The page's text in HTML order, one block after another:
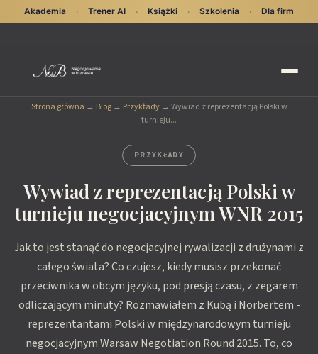
Strona główna → Blog→ Przykłady→ Wywiad z reprezentacją Polski w
turnieju...
PRZYKŁADY
Wywiad z reprezentacją Polski w
turnieju negocjacyjnym WNR 2015
Jak to jest stanąć do negocjacyjnej rywalizacji z drużynami z
całego świata? Co czujesz, kiedy musisz przekonać
przeciwnika w obcym języku, pod presją czasu, z zegarem
odliczającym minuty? Rozmawiałem z Kubą i Norbertem -
reprezentantami Polski w międzynarodowym turnieju
negocjacyjnym Warsaw Negotiation Round 2015. To, co
Akademia · Trener AI · Książki · Szkolenia · Dla firm